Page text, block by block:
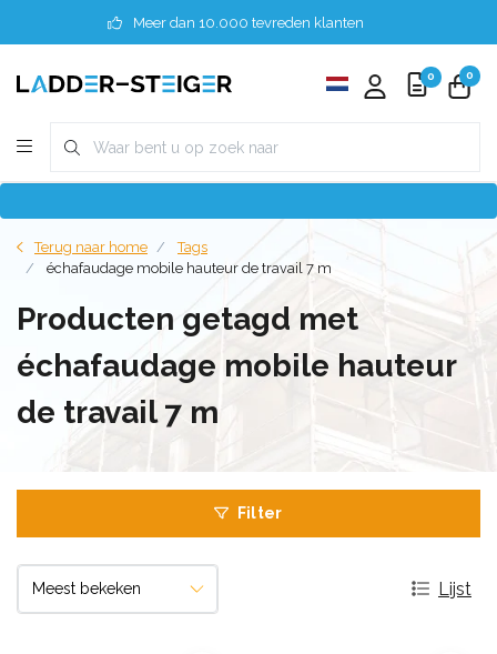
Meer dan 10.000 tevreden klanten
0 0
Terug naar home
Tags
échafaudage mobile hauteur de travail 7 m
Producten getagd met
échafaudage mobile hauteur
de travail 7 m
Filter
Lijst